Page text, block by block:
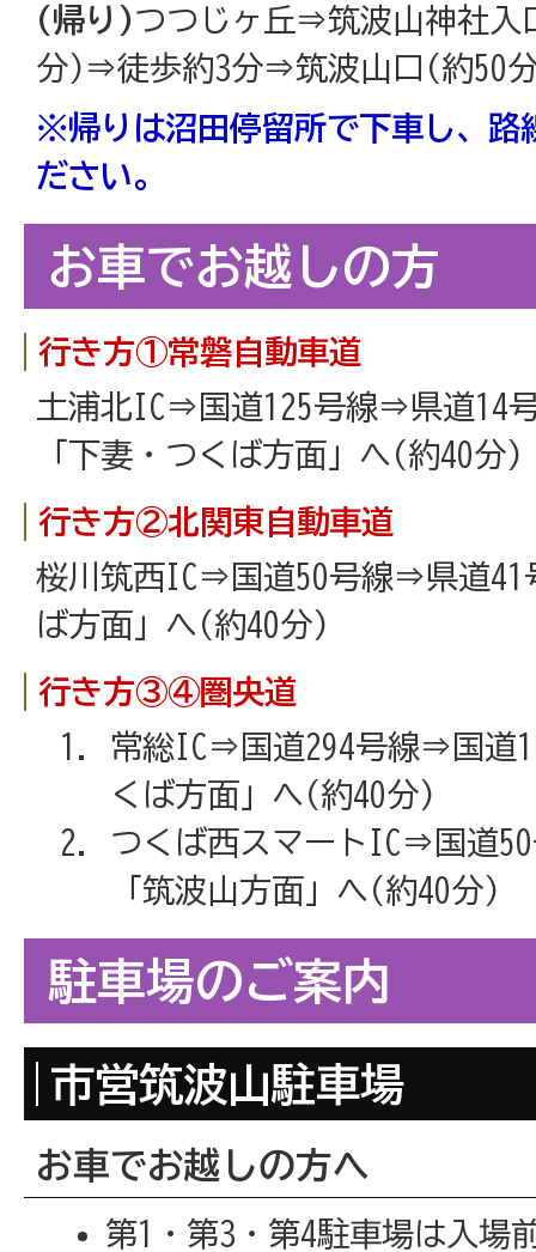
(帰り)つつじヶ丘⇒筑波山神社
分)⇒徒歩約3分⇒筑波山口(約50
※帰りは沼田停留所で下車し、路
ださい。
お車でお越しの方
行き方①常磐自動車道
土浦北IC⇒国道125号線⇒県道14
「下妻・つくば方面」へ(約40分)
行き方②北関東自動車道
桜川筑西IC⇒国道50号線⇒県道41
ば方面」へ(約40分)
行き方③④圏央道
常総IC⇒国道294号線⇒国道
くば方面」へ(約40分)
つくば西スマートIC⇒国道
「筑波山方面」へ(約40分)
駐車場のご案内
市営筑波山駐車場
お車でお越しの方へ
第1・第3・第4駐車場は入場